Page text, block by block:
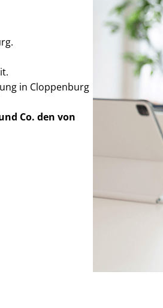
in Cloppenburg
Co. den von